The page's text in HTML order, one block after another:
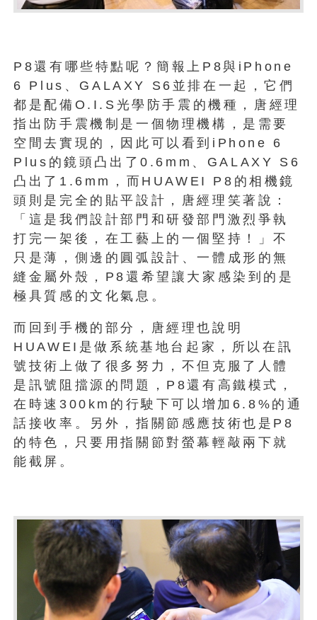
P8還有哪些特點呢？簡報上P8與iPhone
6 Plus、GALAXY S6並排在一起，它們
都是配備O.I.S光學防手震的機種，唐經理
指出防手震機制是一個物理機構，是需要
空間去實現的，因此可以看到iPhone 6
Plus的鏡頭凸出了0.6mm、GALAXY S6
凸出了1.6mm，而HUAWEI P8的相機鏡
頭則是完全的貼平設計，唐經理笑著說：
「這是我們設計部門和研發部門激烈爭執
打完一架後，在工藝上的一個堅持！」不
只是薄，側邊的圓弧設計、一體成形的無
縫金屬外殼，P8還希望讓大家感染到的是
極具質感的文化氣息。
而回到手機的部分，唐經理也說明
HUAWEI是做系統基地台起家，所以在訊
號技術上做了很多努力，不但克服了人體
是訊號阻擋源的問題，P8還有高鐵模式，
在時速300km的行駛下可以增加6.8%的通
話接收率。另外，指關節感應技術也是P8
的特色，只要用指關節對螢幕輕敲兩下就
能截屏。